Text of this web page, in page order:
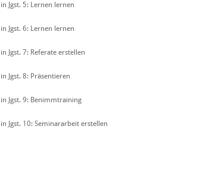
in Jgst. 5: Lernen lernen
in Jgst. 6: Lernen lernen
in Jgst. 7: Referate erstellen
in Jgst. 8: Präsentieren
in Jgst. 9: Benimmtraining
in Jgst. 10: Seminararbeit erstellen